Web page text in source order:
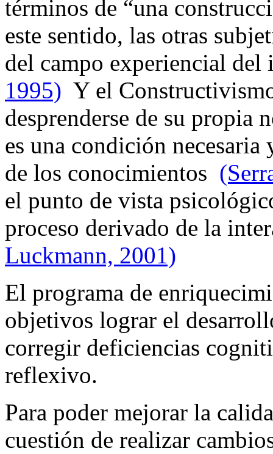
términos de “una
este sentido, las otras
del campo experiencial
1995) Y el
desprenderse de su propia
es una condición
de los conocimientos
el punto de vista
proceso derivado de la
Luckmann, 2001)
El programa de
objetivos lograr el
corregir deficiencias
reflexivo.
Para poder mejorar la
cuestión de realizar